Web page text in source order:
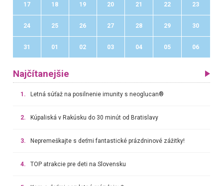
17 18 19 20 21 22 23
24 25 26 27 28 29 30
31 01 02 03 04 05 06
Najčítanejšie
1. Letná súťaž na posilnenie imunity s neoglucan®
2. Kúpaliská v Rakúsku do 30 minút od Bratislavy
3. Nepremeškajte s deťmi fantastické prázdninové zážitky!
4. TOP atrakcie pre deti na Slovensku